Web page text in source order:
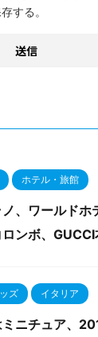
する。
ホテル・旅館
、ワールドホ
ンボ、GUCCI
ズ イタリア
ミニチュア、